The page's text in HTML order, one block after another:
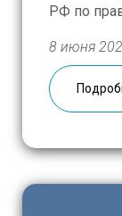
РФ по
после
«Русская
8 июня